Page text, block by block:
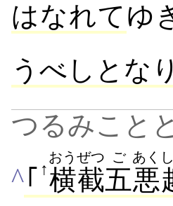
はなれてゆ
うべしとな
つるみことと
^｢ ↑横截
おうぜつ
五
ご
悪
あく